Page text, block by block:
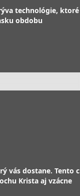
technológie, ktoré
obdobu
vás dostane. Tento
Krista aj vzácne